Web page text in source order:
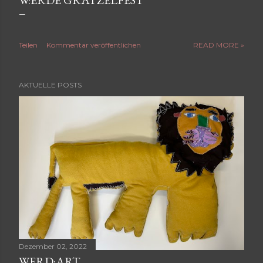
Teilen Kommentar veröffentlichen READ MORE »
AKTUELLE POSTS
Dezember 02, 2022